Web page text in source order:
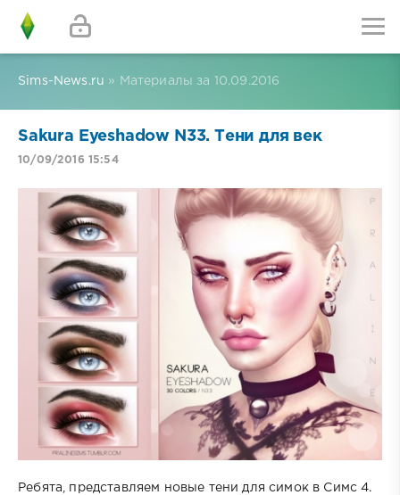
Sims-News.ru » Материалы за 10.09.2016
Sakura Eyeshadow N33. Тени для век
10/09/2016 15:54
Ребята, представляем новые тени для симок в Симс 4.